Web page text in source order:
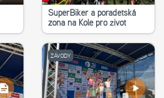
SuperBiker a poradetská
zona na Kole pro život
ZÁVODY